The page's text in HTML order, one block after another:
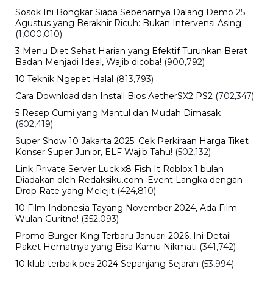
BERITA TERBARU
Internasional
Dorong Pelayanan kepada
Masyarakat
Kamis, 6 Agu 2026 - 21:17 WIB
Viral
Kecelakaan Bus ALS Tewaskan
Belasan Penumpang, Polisi Tetapkan
Dua Tersangka
Kamis, 6 Agu 2026 - 15:46 WIB
Sarwendah Disebut Setia Dampingi
Ruben Onsu Saat Kondisi Kritis, Ini
Kabar Terbarunya
Kamis, 6 Agu 2026 - 15:25 WIB
Sejarah